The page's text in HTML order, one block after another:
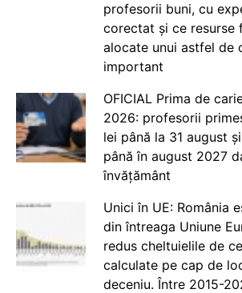
profesorii buni, cu
corectat și ce resurse
alocate unui astfel de
important
OFICIAL Prima de
2026: profesorii
lei până la 31 august
până în august 2027
învățământ
Unici în UE: România
din întreaga Uniune
redus cheltuielile de
calculate pe cap de
deceniu. Între 2015-